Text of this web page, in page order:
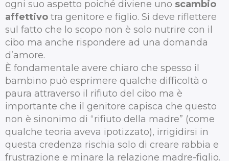
ogni suo aspetto poiché diviene uno scambio
affettivo tra genitore e figlio. Si deve riflettere
sul fatto che lo scopo non è solo nutrire con il
cibo ma anche rispondere ad una domanda
d’amore.
È fondamentale avere chiaro che spesso il
bambino può esprimere qualche difficoltà o
paura attraverso il rifiuto del cibo ma è
importante che il genitore capisca che questo
non è sinonimo di “rifiuto della madre” (come
qualche teoria aveva ipotizzato), irrigidirsi in
questa credenza rischia solo di creare rabbia e
frustrazione e minare la relazione madre-figlio.